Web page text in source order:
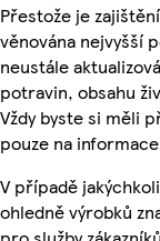
Přestože je
věnována nejvyšší
neustále
potravin, obsahu
Vždy byste si měli
pouze na
V případě
ohledně výrobků